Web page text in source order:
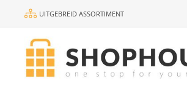
UITGEBREID ASSORTIMENT